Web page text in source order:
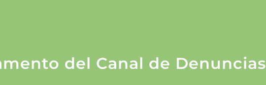
del Canal de Denuncias